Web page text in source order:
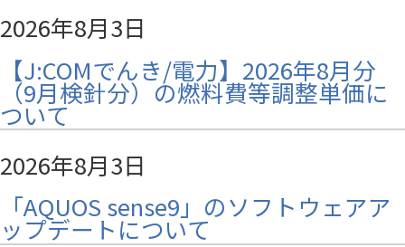
2026年8月3日
【J:COMでんき/電力】2026年8月分
（9月検針分）の燃料費等調整単価に
ついて
2026年8月3日
「AQUOS sense9」のソフトウェアア
ップデートについて